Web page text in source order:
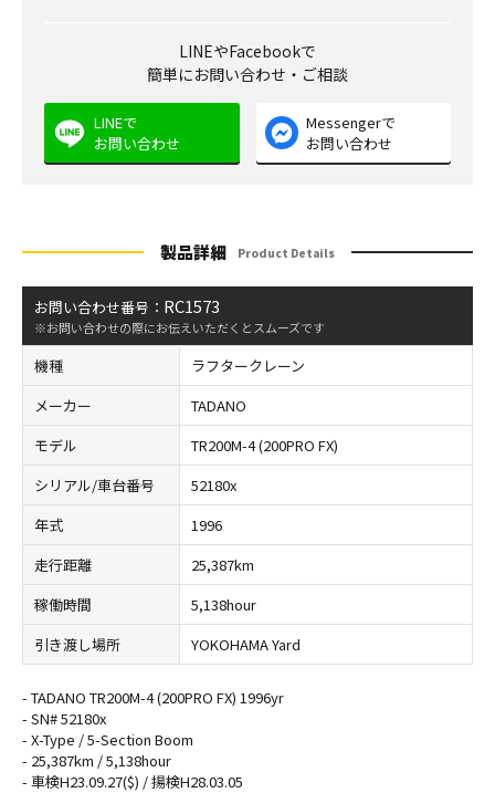
LINEやFacebookで
簡単にお問い合わせ・ご相談
LINEで
お問い合わせ
Messengerで
お問い合わせ
製品詳細 Product Details
お問い合わせ番号： RC1573
※お問い合わせの際にお伝えいただくとスムーズです
機種
ラフタークレーン
メーカー
TADANO
モデル
TR200M-4 (200PRO FX)
シリアル/車台番号
52180x
年式
1996
走行距離
25,387km
稼働時間
5,138hour
引き渡し場所
YOKOHAMA Yard
- TADANO TR200M-4 (200PRO FX) 1996yr
- SN# 52180x
- X-Type / 5-Section Boom
- 25,387km / 5,138hour
- 車検H23.09.27($) / 揚検H28.03.05